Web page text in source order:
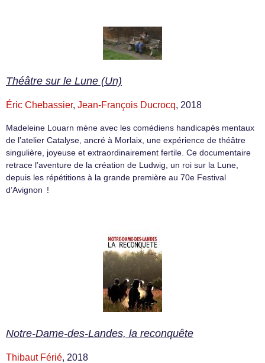
Théâtre sur le Lune (Un)
Éric Chebassier, Jean-François Ducrocq, 2018
Madeleine Louarn mène avec les comédiens handicapés mentaux
de l’atelier Catalyse, ancré à Morlaix, une expérience de théâtre
singulière, joyeuse et extraordinairement fertile. Ce documentaire
retrace l’aventure de la création de Ludwig, un roi sur la Lune,
depuis les répétitions à la grande première au 70e Festival
d’Avignon !
Notre-Dame-des-Landes, la reconquête
Thibaut Férié, 2018